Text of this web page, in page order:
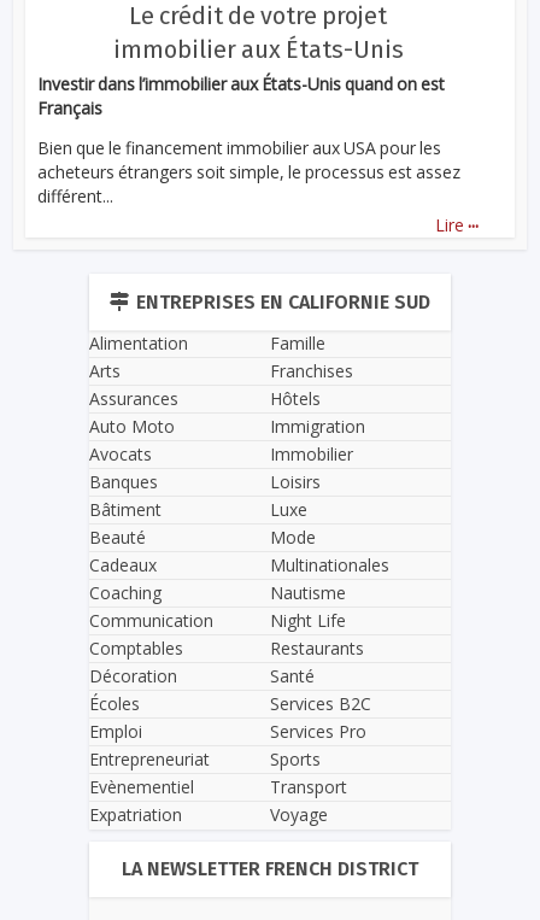
Le crédit de votre projet
immobilier aux États-Unis
Investir dans l’immobilier aux États-Unis quand on est
Français
Bien que le financement immobilier aux USA pour les
acheteurs étrangers soit simple, le processus est assez
différent...
Lire ...
ENTREPRISES EN CALIFORNIE SUD
Alimentation
Arts
Assurances
Auto Moto
Avocats
Banques
Bâtiment
Beauté
Cadeaux
Coaching
Communication
Comptables
Décoration
Écoles
Emploi
Entrepreneuriat
Evènementiel
Expatriation
Famille
Franchises
Hôtels
Immigration
Immobilier
Loisirs
Luxe
Mode
Multinationales
Nautisme
Night Life
Restaurants
Santé
Services B2C
Services Pro
Sports
Transport
Voyage
LA NEWSLETTER FRENCH DISTRICT